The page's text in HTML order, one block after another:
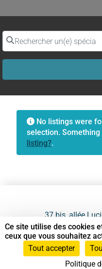
Rechercher un(e) spécialiste
No listings were
selection.
listing?.
37 bis, allée
93190 Livry-
06 61 87 28 09
Ce site utilise des cookies
ceux que vous souhaitez
Tout accepter
Politique